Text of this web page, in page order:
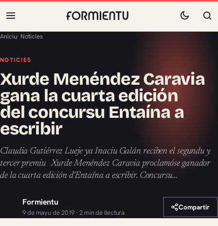
Aniciu/ Noticies
NOTICIES
Xurde Menéndez Caravia
gana la cuarta edición
del concursu Entaína a
escribir
Claudia Gutiérrez Lueje ya Inaciu Galán reciben el segundu y
tercer premiu Xurde Menéndez Caravia proclamóse ganador
de la cuarta edición d’Entaína a escribir. Concursu…
Formientu
9 de mayu de 2019 · 2 min de llectura
Compartir